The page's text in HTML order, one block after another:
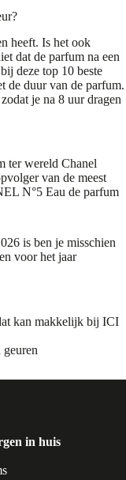
heeft. Is het ook
dat de parfum na een
deze top 10 beste
de duur van de parfum.
je na 8 uur dragen
ter wereld Chanel
van de meest
N°5 Eau de parfum
is ben je misschien
voor het jaar
kan makkelijk bij ICI
in huis